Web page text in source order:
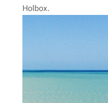
Holbox.